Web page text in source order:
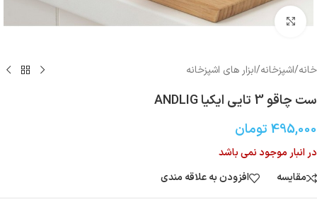
بزرگنمایی تصویر
خانه/اشپزخانه/ابزار های اشپزخانه
ست چاقو 3 تایی ایکیا ANDLIG
495,000 تومان
در انبار موجود نمی باشد
مقایسه
افزودن به علاقه مندی